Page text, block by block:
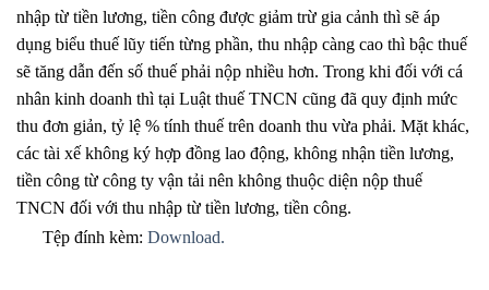
nhập từ tiền lương, tiền công được giảm trừ gia cảnh thì sẽ áp
dụng biểu thuế lũy tiến từng phần, thu nhập càng cao thì bậc thuế
sẽ tăng dẫn đến số thuế phải nộp nhiều hơn. Trong khi đối với cá
nhân kinh doanh thì tại Luật thuế TNCN cũng đã quy định mức
thu đơn giản, tỷ lệ % tính thuế trên doanh thu vừa phải. Mặt khác,
các tài xế không ký hợp đồng lao động, không nhận tiền lương,
tiền công từ công ty vận tải nên không thuộc diện nộp thuế
TNCN đối với thu nhập từ tiền lương, tiền công.
Tệp đính kèm: Download.